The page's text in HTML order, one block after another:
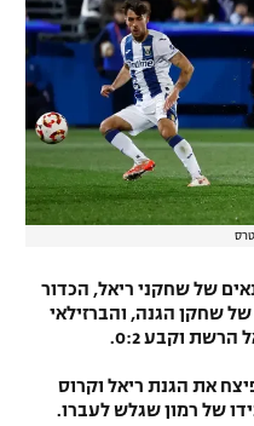
נאים של שחקני ריאל, הכדור
שחקן הגנה, והברזילאי
הרשת וקבע 0:2.
פיצח את הגנת ריאל וקרוס
של רמון שגלש לעברו.